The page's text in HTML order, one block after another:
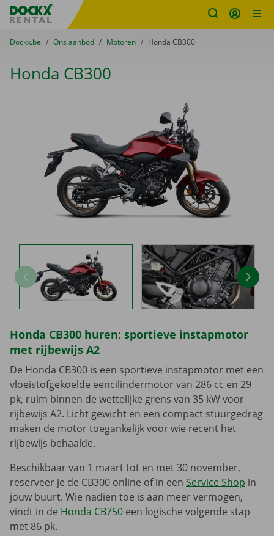
Fratello DEMO
U bevindt zich hier:
van
Dockx.be naar
Ons aanbod naar
Motoren naar
Honda CB300
Honda CB300
Honda CB300 huren: sportieve instapmotor
met rijbewijs A2
De Honda CB300 is een sportieve instapmotor met een
vloeistofgekoelde eencilindermotor van 286 cc en 29
pk, ruim binnen de wettelijke grens van 35 kW voor
rijbewijs A2. Licht gewicht en een compact stuurgedrag
maken de motor toegankelijk voor wie recent het
rijbewijs behaalde.
Beschikbaar van 1 maart tot en met 30 november,
reserveer je de CB300 online of in een Service Shop in
jouw buurt. Wie nadien toe is aan meer vermogen,
vindt in de Honda CB750 een logische volgende stap
met 86 pk.